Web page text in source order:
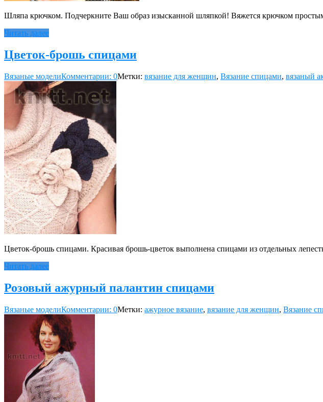
Шляпа крючком. Подчеркните Ваш образ изысканной шляпкой! Вяжется крючком
Читать далее
Цветок-брошь спицами
Вязаные моделиКомментарии: 0Метки: вязание для женщин, Вязание спицами, вязаный
Цветок-брошь спицами. Красивая брошь-цветок выполнена спицами из отдельных
Читать далее
Розовый ажурный палантин спицами
Вязаные моделиКомментарии: 0Метки: ажурное вязание, вязание для женщин, Вязание